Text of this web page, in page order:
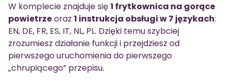
W komplecie znajduje się1 frytkownica na gorące
powietrzeoraz 1 instrukcja obsługi w 7 językach:
EN, DE, FR, ES, IT, NL, PL. Dzięki temu szybciej
zrozumiesz działanie funkcji i przejdziesz od
pierwszego uruchomienia do pierwszego
„chrupiącego” przepisu.